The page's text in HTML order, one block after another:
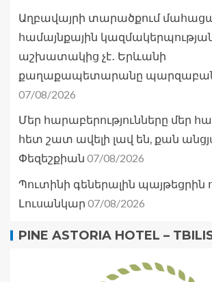
Աղբավայրի տարածքում
համայնքային
աշխատակից չէ․ Երևանի
քաղաքապետարանը
07/08/2026
Մեր հարաբերությունները մեր
հետ շատ ավելի լավ են, քան
Փեզեշքիան 07/08/2026
Պուտինի գեներալին պայթեցրին
Լուսանկար 07/08/2026
PINE ASTORIA HOTEL –